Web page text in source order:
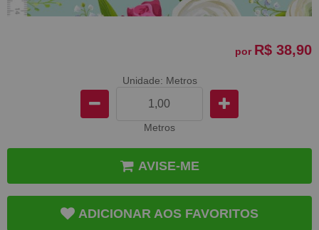
por R$ 38,90
Unidade: Metros
Metros
AVISE-ME
ADICIONAR AOS FAVORITOS